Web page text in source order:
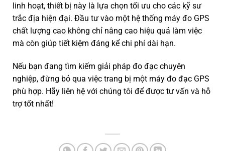
linh hoạt, thiết bị này là lựa chọn tối ưu cho các kỹ sư
trắc địa hiện đại. Đầu tư vào một hệ thống máy đo GPS
chất lượng cao không chỉ nâng cao hiệu quả làm việc
mà còn giúp tiết kiệm đáng kể chi phí dài hạn.
Nếu bạn đang tìm kiếm giải pháp đo đạc chuyên
nghiệp, đừng bỏ qua việc trang bị một máy đo đạc GPS
phù hợp. Hãy liên hệ với chúng tôi để được tư vấn và hỗ
trợ tốt nhất!